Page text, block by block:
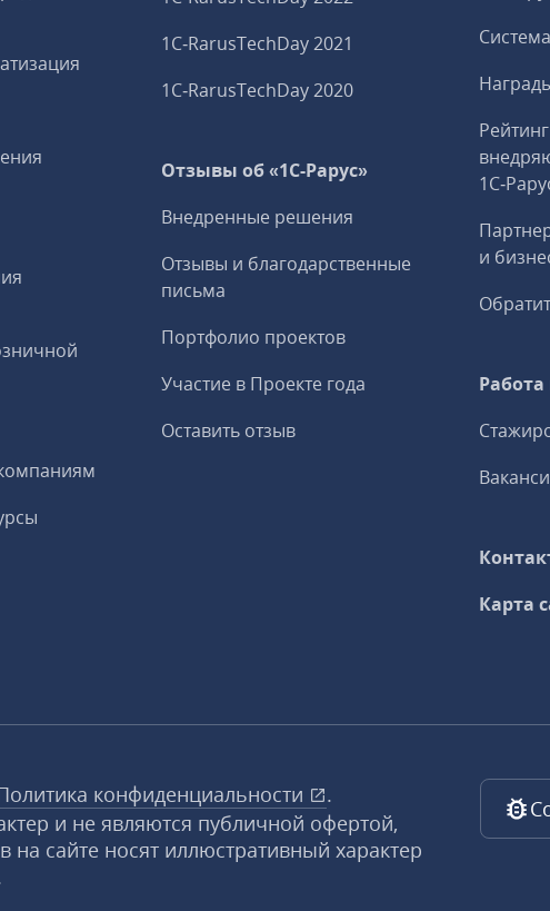
1C‑RarusTechDay 2021
1C‑RarusTechDay 2020
Отзывы об «1С-Рарус»
Внедренные решения
Отзывы и благодарственные
письма
Портфолио проектов
Участие в Проекте года
Оставить отзыв
и
Работа
Карта
конфиденциальности
.
и не являются публичной офертой,
сайте носят иллюстративный характер